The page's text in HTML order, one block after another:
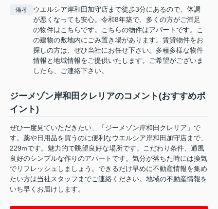
備考
ウエルシア岸和田加守店まで徒歩3分にあるので、体調
が悪くなっても安心。令和8年築で、多くの方がご満足
の物件はこちらです。こちらの物件はアパートです。こ
の建物の敷地内にごみ置き場があります。賃貸物件をお
探しの方は、ぜひ当社にお任せ下さい。多種多様な物件
情報と地域情報をご提供いたします。ご希望がございま
したら、ご連絡下さい。
ジーメゾン岸和田クレリアのコメント(おすすめポ
イント)
ぜひ一度見ていただきたい、「ジーメゾン岸和田クレリア」で
す。薬や日用品を買うのに便利なウエルシア岸和田加守店まで、
229mです。魅力的で眺望良好な場所です。こだわり条件、通風
良好のシンプルな作りのアパートです。気分が落ちた時には換気
でリフレッシュしましょう。できるだけ早めに不動産情報を集め
たい方は当社スタッフまでご連絡ください。地域の不動産情報を
いち早くお届けします。